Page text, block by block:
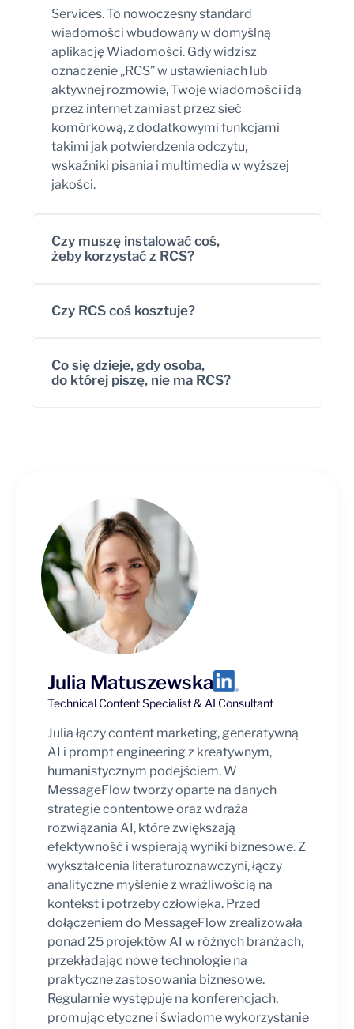
Services. To nowoczesny standard
wiadomości wbudowany w domyślną
aplikację Wiadomości. Gdy widzisz
oznaczenie „RCS” w ustawieniach lub
aktywnej rozmowie, Twoje wiadomości idą
przez internet zamiast przez sieć
komórkową, z dodatkowymi funkcjami
takimi jak potwierdzenia odczytu,
wskaźniki pisania i multimedia w wyższej
jakości.
Czy muszę instalować coś,
żeby korzystać z RCS?
Czy RCS coś kosztuje?
Co się dzieje, gdy osoba,
do której piszę, nie ma RCS?
Julia Matuszewska
Technical Content Specialist & AI Consultant
Julia łączy content marketing, generatywną
AI i prompt engineering z kreatywnym,
humanistycznym podejściem. W
MessageFlow tworzy oparte na danych
strategie contentowe oraz wdraża
rozwiązania AI, które zwiększają
efektywność i wspierają wyniki biznesowe. Z
wykształcenia literaturoznawczyni, łączy
analityczne myślenie z wrażliwością na
kontekst i potrzeby człowieka. Przed
dołączeniem do MessageFlow zrealizowała
ponad 25 projektów AI w różnych branżach,
przekładając nowe technologie na
praktyczne zastosowania biznesowe.
Regularnie występuje na konferencjach,
promując etyczne i świadome wykorzystanie